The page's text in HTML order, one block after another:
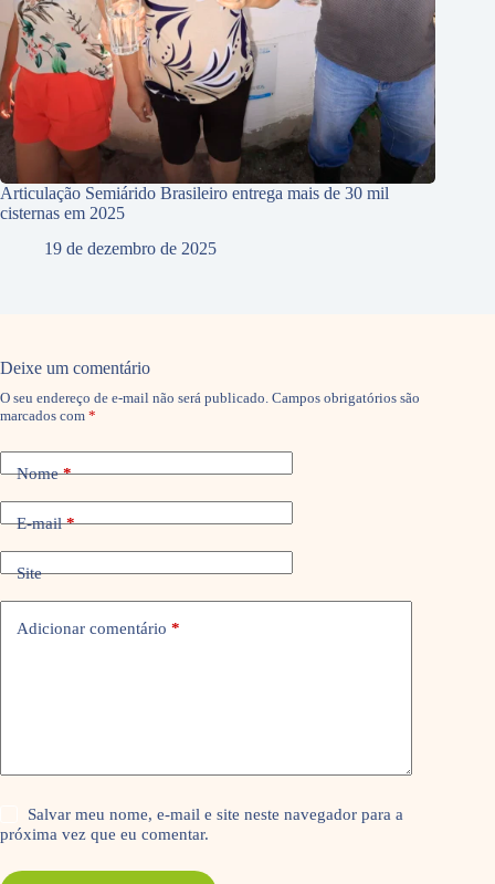
Articulação Semiárido Brasileiro entrega mais de 30 mil
cisternas em 2025
19 de dezembro de 2025
Deixe um comentário
O seu endereço de e-mail não será publicado. Campos obrigatórios são
marcados com *
Nome*
E-mail*
Site
Adicionar comentário *
Salvar meu nome, e-mail e site neste navegador para a
próxima vez que eu comentar.